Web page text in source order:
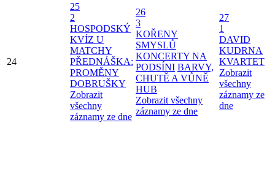
24
25
2
HOSPODSKÝ
KVÍZ U
MATCHY
PŘEDNÁŠKA:
PROMĚNY
DOBRUŠKY
Zobrazit
všechny
záznamy ze dne
26
3
KOŘENY
SMYSLŮ
KONCERTY NA
PODSÍNI BARVY,
CHUTĚ A VŮNĚ
HUB
Zobrazit všechny
záznamy ze dne
27
1
DAVID
KUDRNA
KVARTET
Zobrazit
všechny
záznamy ze
dne